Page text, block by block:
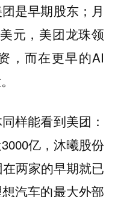
是早期股东；月
元，美团龙珠领
，而在更早的AI
样能看到美团：
亿，沐曦股份
两家的早期就已
汽车的最大外部